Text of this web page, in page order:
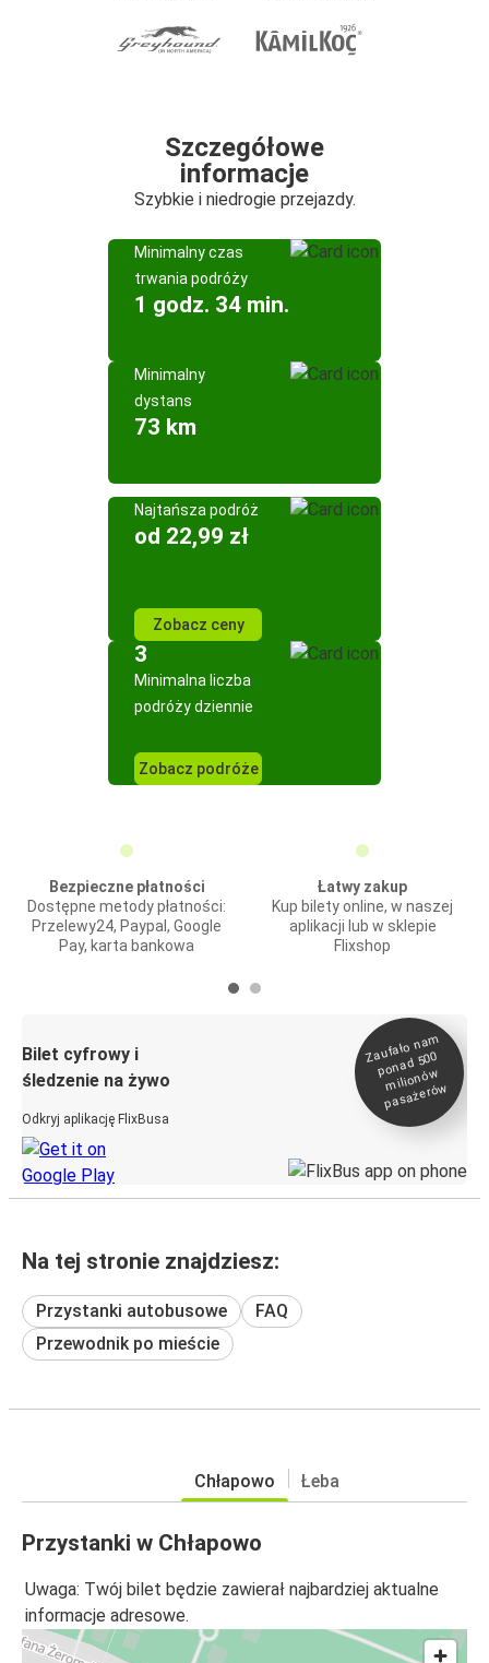
Szczegółowe
informacje
Szybkie i niedrogie przejazdy.
Minimalny czas
trwania podróży
1 godz. 34 min.
Minimalny
dystans
73 km
Najtańsza podróż
od 22,99 zł
Zobacz ceny
3
Minimalna liczba
podróży dziennie
Zobacz podróże
Bezpieczne płatności
Dostępne metody płatności:
Przelewy24, Paypal, Google
Pay, karta bankowa
Łatwy zakup
Kup bilety online, w naszej
aplikacji lub w sklepie
Flixshop
Bilet cyfrowy i
śledzenie na żywo
Odkryj aplikację FlixBusa
Zaufało na
m
ponad 500
milionó
w
pasażeró
w
Na tej stronie znajdziesz:
Przystanki autobusowe
FAQ
Przewodnik po mieście
Chłapowo Łeba
Przystanki w Chłapowo
Uwaga: Twój bilet będzie zawierał najbardziej aktualne
informacje adresowe.